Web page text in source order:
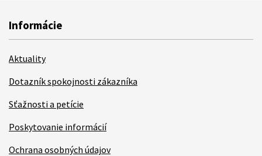
Informácie
Aktuality
Dotazník spokojnosti zákazníka
Sťažnosti a petície
Poskytovanie informácií
Ochrana osobných údajov